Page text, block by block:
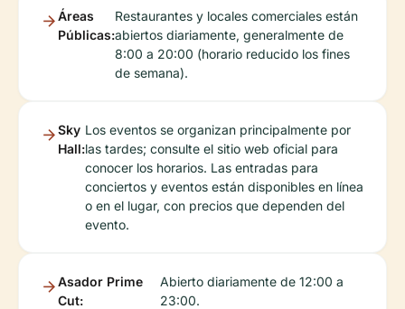
Áreas
Públicas:
Restaurantes y locales comerciales están
abiertos diariamente, generalmente de
8:00 a 20:00 (horario reducido los fines
de semana).
Sky
Hall:
Los eventos se organizan principalmente por
las tardes; consulte el sitio web oficial para
conocer los horarios. Las entradas para
conciertos y eventos están disponibles en línea
o en el lugar, con precios que dependen del
evento.
Asador Prime
Cut:
Abierto diariamente de 12:00 a
23:00.